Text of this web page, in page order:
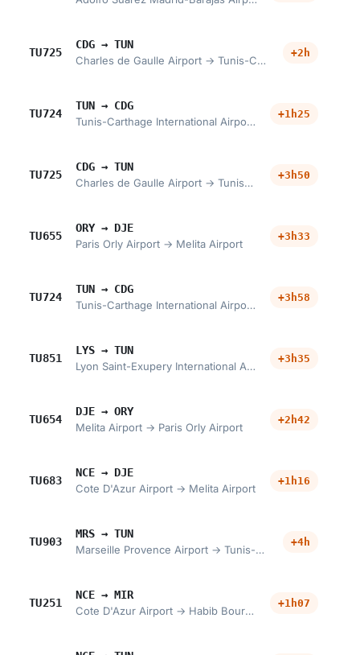
TU725
CDG → TUN
Charles de Gaulle Airport → Tunis-Carthage International Airport
+2h
TU724
TUN → CDG
Tunis-Carthage International Airport → Charles de Gaulle Airport
+1h25
TU725
CDG → TUN
Charles de Gaulle Airport → Tunis-Carthage International Airport
+3h50
TU655
ORY → DJE
Paris Orly Airport → Melita Airport
+3h33
TU724
TUN → CDG
Tunis-Carthage International Airport → Charles de Gaulle Airport
+3h58
TU851
LYS → TUN
Lyon Saint-Exupery International Airport → Tunis-Carthage International Airport
+3h35
TU654
DJE → ORY
Melita Airport → Paris Orly Airport
+2h42
TU683
NCE → DJE
Cote D'Azur Airport → Melita Airport
+1h16
TU903
MRS → TUN
Marseille Provence Airport → Tunis-Carthage International Airport
+4h
TU251
NCE → MIR
Cote D'Azur Airport → Habib Bourguiba International Airport
+1h07